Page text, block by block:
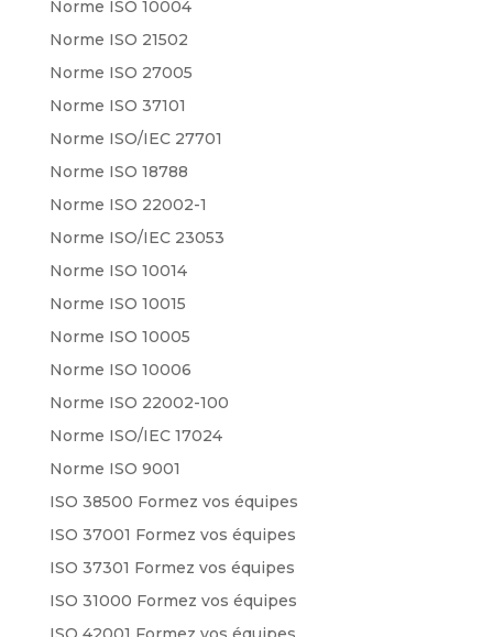
Norme ISO 10004
Norme ISO 21502
Norme ISO 27005
Norme ISO 37101
Norme ISO/IEC 27701
Norme ISO 18788
Norme ISO 22002-1
Norme ISO/IEC 23053
Norme ISO 10014
Norme ISO 10015
Norme ISO 10005
Norme ISO 10006
Norme ISO 22002-100
Norme ISO/IEC 17024
Norme ISO 9001
ISO 38500 Formez vos équipes
ISO 37001 Formez vos équipes
ISO 37301 Formez vos équipes
ISO 31000 Formez vos équipes